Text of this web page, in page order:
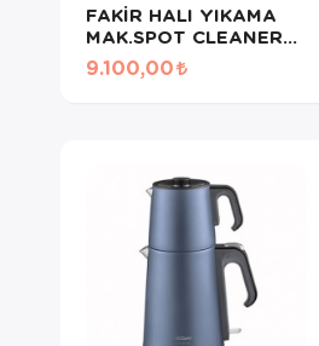
FAKİR HALI YIKAMA
MAK.SPOT CLEANER
PR 3018
9.100,00